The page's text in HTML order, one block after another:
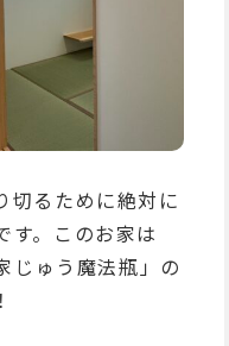
切るために絶対に
す。このお家は
じゅう魔法瓶」の